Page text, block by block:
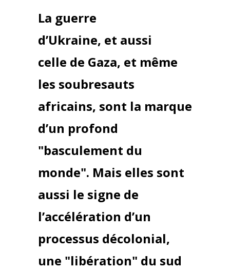
m
La guerre
d’Ukraine, et aussi
celle de Gaza, et même
les soubresauts
africains, sont la marque
d’un profond
"basculement du
monde". Mais elles sont
aussi le signe de
l’accélération d’un
processus décolonial,
une "libération" du sud